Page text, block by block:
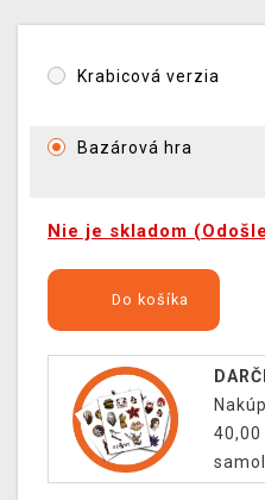
Krabicová verzia
Bazárová hra
Nie je skladom
Do košíka